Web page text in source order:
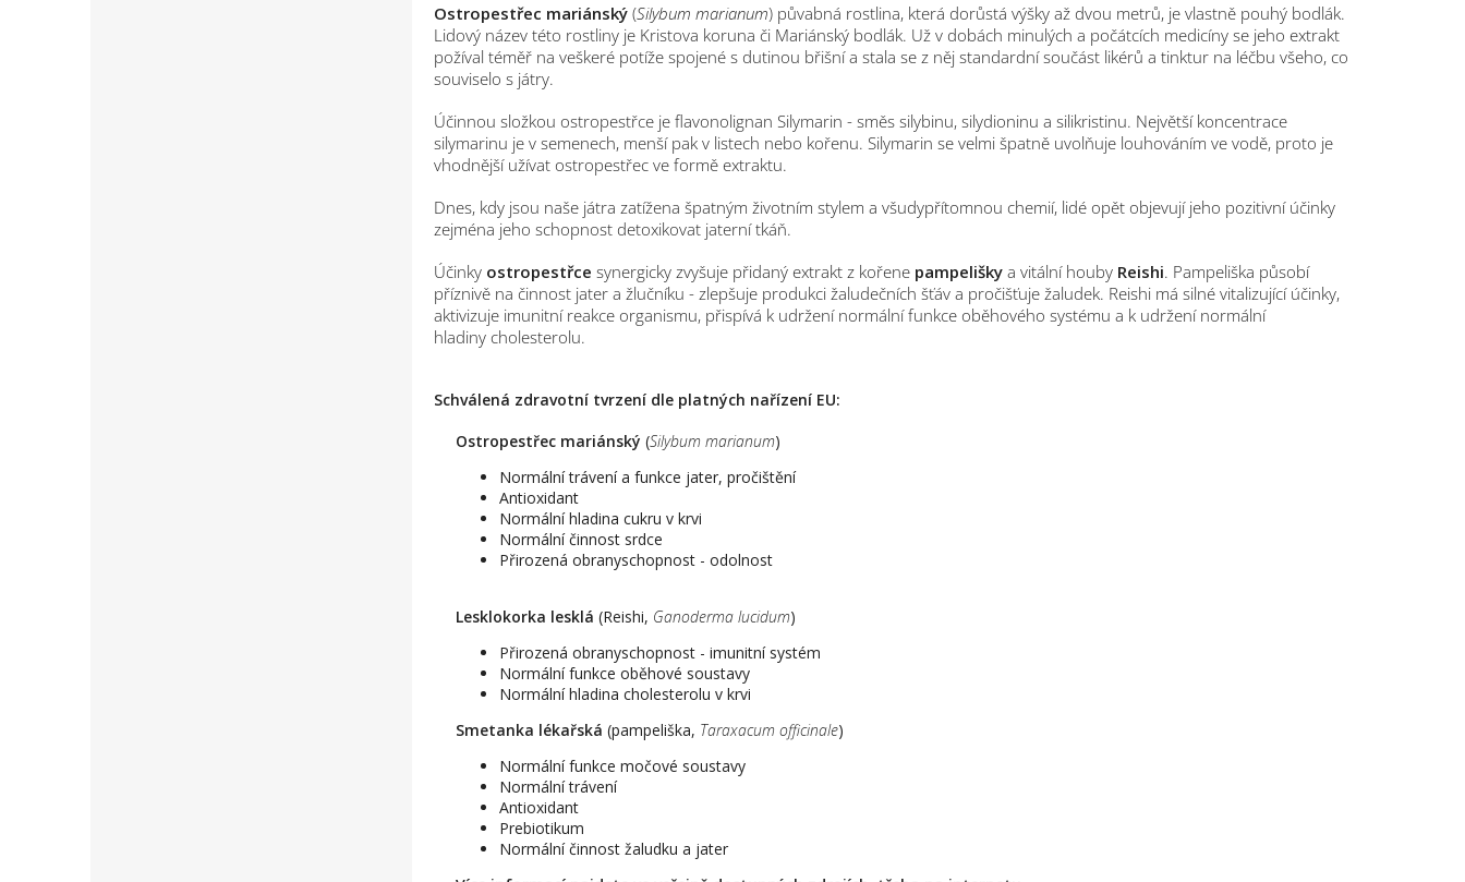
Ostropestřec mariánský (Silybum marianum) půvabná rostlina, která dorůstá výšky až dvou metrů, je vlastně pouhý bodlák.
Lidový název této rostliny je Kristova koruna či Mariánský bodlák. Už v dobách minulých a počátcích medicíny se jeho extrakt
požíval téměř na veškeré potíže spojené s dutinou břišní a stala se z něj standardní součást likérů a tinktur na léčbu všeho, co
souviselo s játry.
Účinnou složkou ostropestřce je flavonolignan Silymarin - směs silybinu, silydioninu a silikristinu. Největší koncentrace
silymarinu je v semenech, menší pak v listech nebo kořenu. Silymarin se velmi špatně uvolňuje louhováním ve vodě, proto je
vhodnější užívat ostropestřec ve formě extraktu.
Dnes, kdy jsou naše játra zatížena špatným životním stylem a všudypřítomnou chemií, lidé opět objevují jeho pozitivní účinky
zejména jeho schopnost detoxikovat jaterní tkáň.
Účinky ostropestřce synergicky zvyšuje přidaný extrakt z kořene pampelišky a vitální houby Reishi. Pampeliška působí
příznivě na činnost jater a žlučníku - zlepšuje produkci žaludečních šťáv a pročišťuje žaludek. Reishi má silné vitalizující účinky,
aktivizuje imunitní reakce organismu, přispívá k udržení normální funkce oběhového systému a k udržení normální
hladiny cholesterolu.
Schválená zdravotní tvrzení dle platných nařízení EU:
Ostropestřec mariánský (Silybum marianum)
Normální trávení a funkce jater, pročištění
Antioxidant
Normální hladina cukru v krvi
Normální činnost srdce
Přirozená obranyschopnost - odolnost
Lesklokorka lesklá (Reishi, Ganoderma lucidum)
Přirozená obranyschopnost - imunitní systém
Normální funkce oběhové soustavy
Normální hladina cholesterolu v krvi
Smetanka lékařská (pampeliška, Taraxacum officinale)
Normální funkce močové soustavy
Normální trávení
Antioxidant
Prebiotikum
Normální činnost žaludku a jater